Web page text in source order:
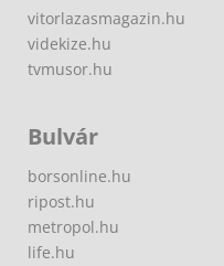
vitorlazasmagazin.hu
videkize.hu
tvmusor.hu
Bulvár
borsonline.hu
ripost.hu
metropol.hu
life.hu